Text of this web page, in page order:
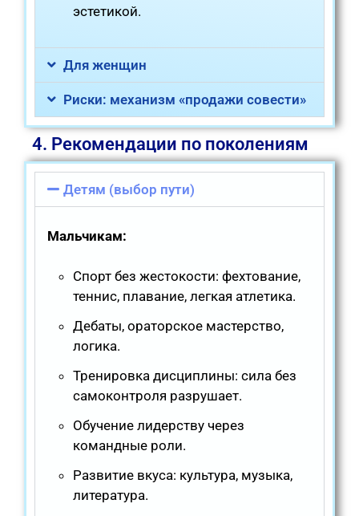
эстетикой.
Для женщин
Риски: механизм «продажи совести»
4. Рекомендации по поколениям
Детям (выбор пути)
Мальчикам:
Спорт без жестокости: фехтование,
теннис, плавание, легкая атлетика.
Дебаты, ораторское мастерство,
логика.
Тренировка дисциплины: сила без
самоконтроля разрушает.
Обучение лидерству через
командные роли.
Развитие вкуса: культура, музыка,
литература.